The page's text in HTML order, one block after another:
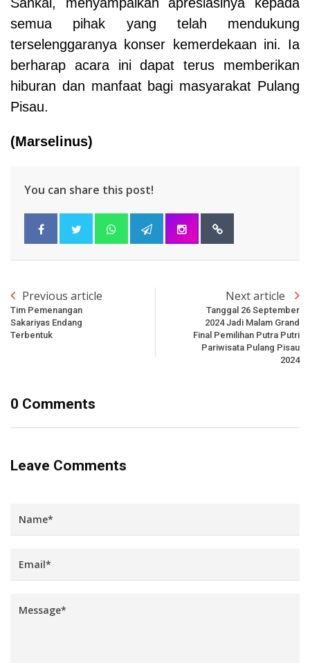
semua pihak yang telah mendukung
terselenggaranya konser kemerdekaan ini. Ia
berharap acara ini dapat terus memberikan
hiburan dan manfaat bagi masyarakat Pulang
Pisau.
(Marselinus)
You can share this post!
Previous article
Tim Pemenangan
Sakariyas Endang
Terbentuk
Next article
Tanggal 26 September
2024 Jadi Malam Grand
Final Pemilihan Putra Putri
Pariwisata Pulang Pisau
2024
0 Comments
Leave Comments